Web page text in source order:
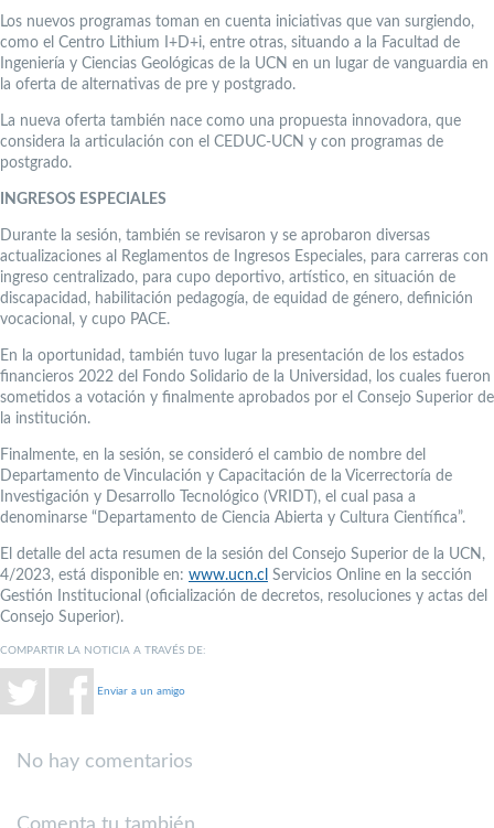
Los nuevos programas toman en cuenta iniciativas que van surgiendo,
como el Centro Lithium I+D+i, entre otras, situando a la Facultad de
Ingeniería y Ciencias Geológicas de la UCN en un lugar de vanguardia en
la oferta de alternativas de pre y postgrado.
La nueva oferta también nace como una propuesta innovadora, que
considera la articulación con el CEDUC-UCN y con programas de
postgrado.
INGRESOS ESPECIALES
Durante la sesión, también se revisaron y se aprobaron diversas
actualizaciones al Reglamentos de Ingresos Especiales, para carreras con
ingreso centralizado, para cupo deportivo, artístico, en situación de
discapacidad, habilitación pedagogía, de equidad de género, definición
vocacional, y cupo PACE.
En la oportunidad, también tuvo lugar la presentación de los estados
financieros 2022 del Fondo Solidario de la Universidad, los cuales fueron
sometidos a votación y finalmente aprobados por el Consejo Superior de
la institución.
Finalmente, en la sesión, se consideró el cambio de nombre del
Departamento de Vinculación y Capacitación de la Vicerrectoría de
Investigación y Desarrollo Tecnológico (VRIDT), el cual pasa a
denominarse “Departamento de Ciencia Abierta y Cultura Científica”.
El detalle del acta resumen de la sesión del Consejo Superior de la UCN,
4/2023, está disponible en: www.ucn.cl Servicios Online en la sección
Gestión Institucional (oficialización de decretos, resoluciones y actas del
Consejo Superior).
COMPARTIR LA NOTICIA A TRAVÉS DE:
Enviar a un amigo
No hay comentarios